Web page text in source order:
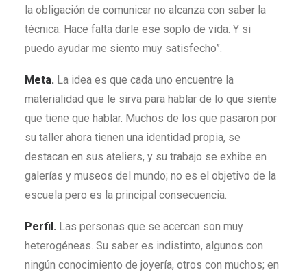
la obligación de comunicar no alcanza con saber la
técnica. Hace falta darle ese soplo de vida. Y si
puedo ayudar me siento muy satisfecho”.
Meta. La idea es que cada uno encuentre la
materialidad que le sirva para hablar de lo que siente
que tiene que hablar. Muchos de los que pasaron por
su taller ahora tienen una identidad propia, se
destacan en sus ateliers, y su trabajo se exhibe en
galerías y museos del mundo; no es el objetivo de la
escuela pero es la principal consecuencia.
Perfil. Las personas que se acercan son muy
heterogéneas. Su saber es indistinto, algunos con
ningún conocimiento de joyería, otros con muchos; en